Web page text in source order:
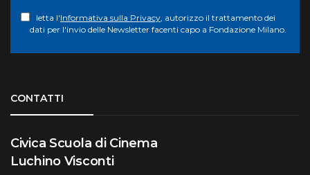
letta l'Informativa sulla Privacy, autorizzo il trattamento dei
dati per l'invio delle Newsletter facenti capo a Fondazione Milano.
CONTATTI
Civica Scuola di Cinema
Luchino Visconti